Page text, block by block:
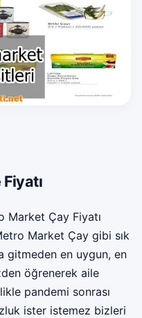
Market Çay Fiyatı
Market Çay gibi sık
gitmeden en uygun, en
öğrenerek aile
pandemi sonrası
ister istemez bizleri